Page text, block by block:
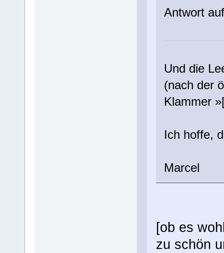
Antwort
Und die
(nach der
Klammer
Ich hoffe,
Marcel
[ob es
zu schön